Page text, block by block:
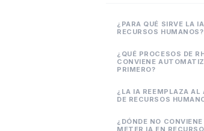
¿PARA QUÉ SIRVE LA
RECURSOS HUMANOS?
¿QUÉ PROCESOS DE
CONVIENE
PRIMERO?
¿LA IA REEMPLAZA AL
DE RECURSOS
¿DÓNDE NO CONVIENE
METER IA EN